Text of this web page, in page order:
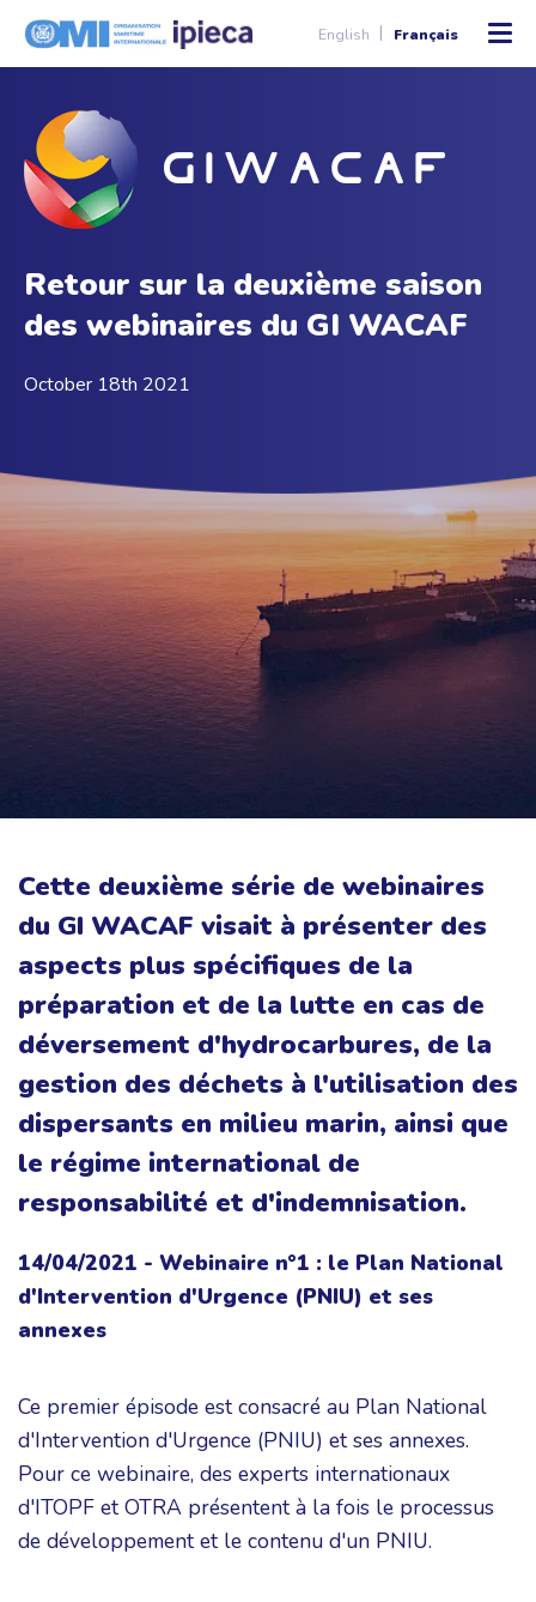
English Français
Retour sur la deuxième saison
des webinaires du GI WACAF
October 18th 2021
Cette deuxième série de webinaires
du GI WACAF visait à présenter des
aspects plus spécifiques de la
préparation et de la lutte en cas de
déversement d'hydrocarbures, de la
gestion des déchets à l'utilisation des
dispersants en milieu marin, ainsi que
le régime international de
responsabilité et d'indemnisation.
14/04/2021 - Webinaire n°1 : le Plan National
d'Intervention d'Urgence (PNIU) et ses
annexes
Ce premier épisode est consacré au Plan National
d'Intervention d'Urgence (PNIU) et ses annexes.
Pour ce webinaire, des experts internationaux
d'ITOPF et OTRA présentent à la fois le processus
de développement et le contenu d'un PNIU.